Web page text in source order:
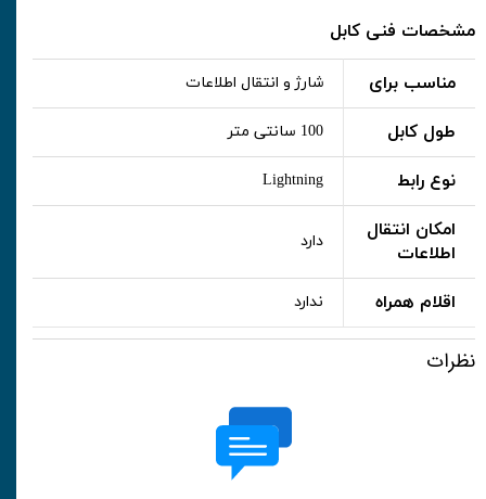
مشخصات فنی کابل
مناسب برای شارژ و انتقال اطلاعات
طول کابل 100 سانتی متر
نوع رابط Lightning
امکان انتقال
اطلاعات
دارد
اقلام همراه ندارد
نظرات